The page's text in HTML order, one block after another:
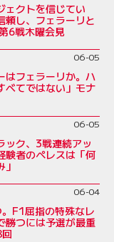
ェクトを信じてい
頼し、フェラーリと
6戦木曜会見
06-05
はフェラーリか。ハ
べてではない」モナ
06-05
ック、3戦連続アッ
験者のペレスは「何
06-04
F1屈指の特殊なレ
勝つには予選が最重